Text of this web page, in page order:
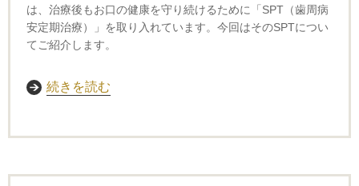
は、治療後もお口の健康を守り続けるために「SPT（歯周病
安定期治療）」を取り入れています。今回はそのSPTについ
てご紹介します。
続きを読む